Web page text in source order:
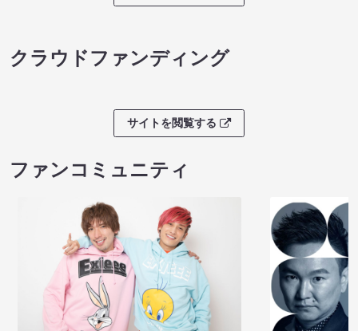
クラウドファンディング
サイトを閲覧する
ファンコミュニティ